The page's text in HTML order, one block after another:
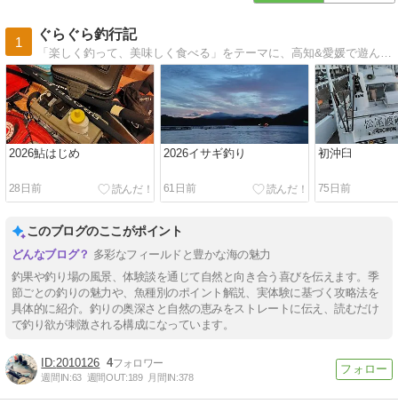
1
ぐらぐら釣行記
2026鮎はじめ
28日前
2026イサギ釣り
61日前
初沖臼
75日前
このブログのここがポイント
多彩なフィールドと豊かな海の魅力
釣果や釣り場の風景、体験談を通じて自然と向き合う喜びを伝えます。季
節ごとの釣りの魅力や、魚種別のポイント解説、実体験に基づく攻略法を
具体的に紹介。釣りの奥深さと自然の恵みをストレートに伝え、読むだけ
で釣り欲が刺激される構成になっています。
2010126 4
週間IN:63 週間OUT:189 月間IN:378